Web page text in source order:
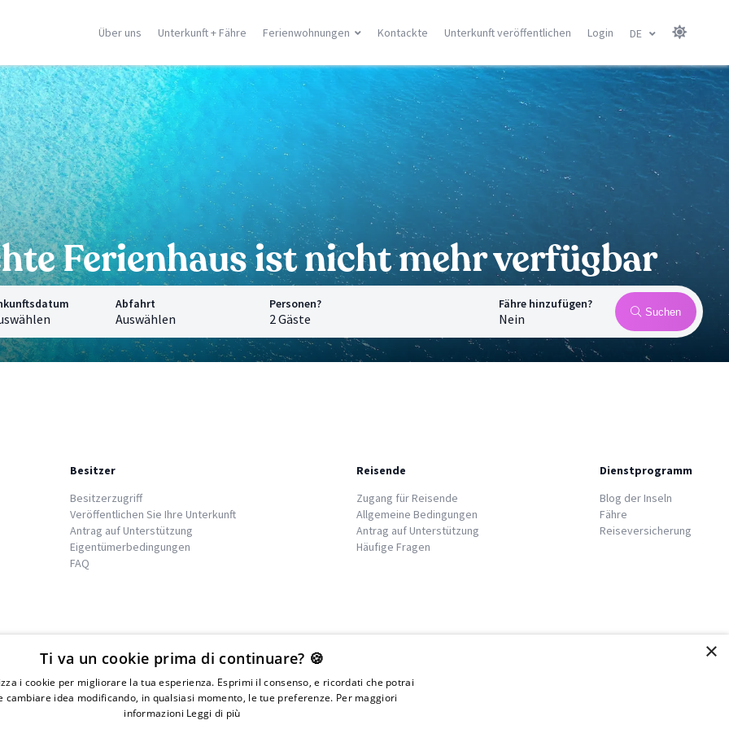
Über uns Unterkunft + Fähre Ferienwohnungen
Vito Lo Capo
Orte
Korsika
Porto Vecchio
Moriani
Ghisonaccia
Ile Rousse
Ajaccio
Calvì
Saint Florent
Alle Orte
Griechische Insel
Zante
Samos
Kreta
Mykonos
Santorini
Corfù
Alle Orte
Kanaren Insel
Gran Canarie
Tenerife
Lanzarote
Fuerteventura
Alle Orte
Balearen
Menorca
Mallorca
Ibiza
Kontackte Unterkunft veröffentlichen Login DE
Ferienhaus ist nicht mehr verfügbar
Abfahrt
Auswählen
Personen? Fähre hinzufügen?
Nein Suchen
Besitzer
Besitzerzugriff
Veröffentlichen Sie Ihre Unterkunft
Antrag auf Unterstützung
Eigentümerbedingungen
FAQ
Reisende
Zugang für Reisende
Allgemeine Bedingungen
Antrag auf Unterstützung
Häufige Fragen
Dienstprogramm
Blog der Inseln
Fähre
Reiseversicherung
We islands
01976730497 - Iscrizione C.I.A.A di
×
Ti va un cookie prima di continuare? 🍪
i cookie per migliorare la tua esperienza. Esprimi il consenso, e ricordati che potrai
cambiare idea modificando, in qualsiasi momento, le tue preferenze. Per maggiori
informazioni Leggi di più